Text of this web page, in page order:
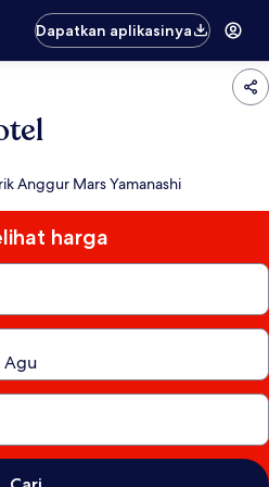
Dapatkan aplikasinya
Anggur Mars Yamanashi
harga